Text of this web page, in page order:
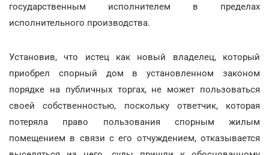
государственным исполнителем в пределах
исполнительного производства.
Установив, что истец как новый владелец, который
приобрел спорный дом в установленном законом
порядке на публичных торгах, не может пользоваться
своей собственностью, поскольку ответчик, которая
потеряла право пользования спорным жилым
помещением в связи с его отчуждением, отказывается